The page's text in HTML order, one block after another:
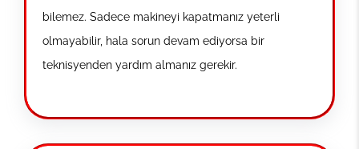
bilemez. Sadece makineyi kapatmanız yeterli
olmayabilir, hala sorun devam ediyorsa bir
teknisyenden yardım almanız gerekir.